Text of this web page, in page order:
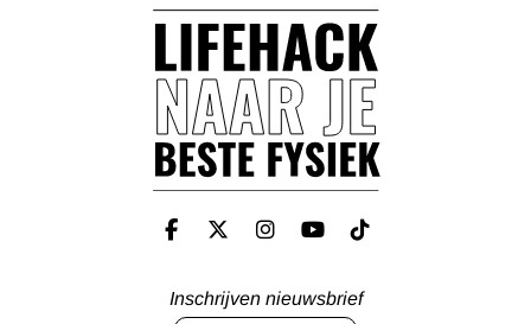
Inschrijven nieuwsbrief